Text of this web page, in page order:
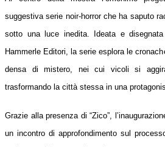
suggestiva serie noir-horror che ha saputo
sotto una luce inedita. Ideata e
Hammerle Editori, la serie esplora le
densa di mistero, nei cui vicoli si
trasformando la città stessa in una
Grazie alla presenza di “Zico”,
un incontro di approfondimento sul